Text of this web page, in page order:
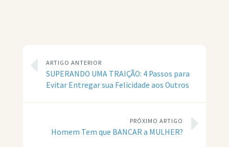
ARTIGO ANTERIOR
SUPERANDO UMA TRAIÇÃO: 4 Passos para
Evitar Entregar sua Felicidade aos Outros
PRÓXIMO ARTIGO
Homem Tem que BANCAR a MULHER?